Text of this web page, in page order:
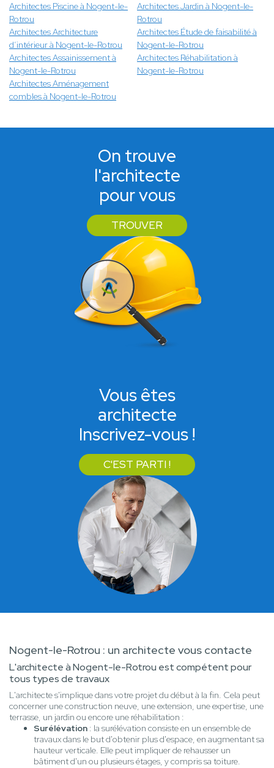
Architectes Piscine à Nogent-le-
Rotrou
Architectes Jardin à Nogent-le-
Rotrou
Architectes Architecture
d’intérieur à Nogent-le-Rotrou
Architectes Étude de faisabilité à
Nogent-le-Rotrou
Architectes Assainissement à
Nogent-le-Rotrou
Architectes Réhabilitation à
Nogent-le-Rotrou
Architectes Aménagement
combles à Nogent-le-Rotrou
On trouve
l'architecte
pour vous
TROUVER
Vous êtes
architecte
Inscrivez-vous !
C'EST PARTI !
Nogent-le-Rotrou : un architecte vous contacte
L'architecte à Nogent-le-Rotrou est compétent pour
tous types de travaux
L'architecte s'implique dans votre projet du début à la fin. Cela peut
concerner une construction neuve, une extension, une expertise, une
terrasse, un jardin ou encore une réhabilitation :
Surélévation : la surélévation consiste en un ensemble de
travaux dans le but d'obtenir plus d'espace, en augmentant sa
hauteur verticale. Elle peut impliquer de rehausser un
bâtiment d'un ou plusieurs étages, y compris sa toiture.